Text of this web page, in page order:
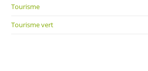
Tourisme
Tourisme vert